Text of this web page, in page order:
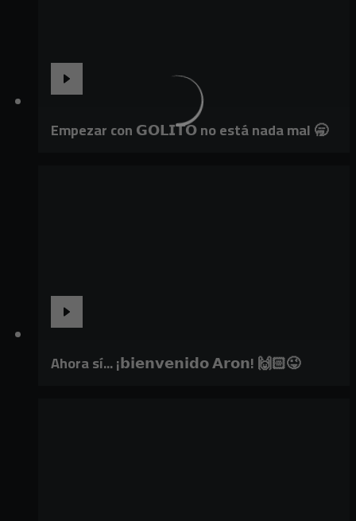
Empezar con 𝗚𝗢𝗟𝗜𝗧𝗢 no está nada mal 🥱
Ahora sí... ¡𝗯𝗶𝗲𝗻𝘃𝗲𝗻𝗶𝗱𝗼 𝗔𝗿𝗼𝗻! 🙌🏻😜